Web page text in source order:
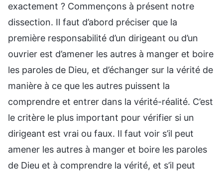
exactement ? Commençons à présent notre
dissection. Il faut d’abord préciser que la
première responsabilité d’un dirigeant ou d’un
ouvrier est d’amener les autres à manger et boire
les paroles de Dieu, et d’échanger sur la vérité de
manière à ce que les autres puissent la
comprendre et entrer dans la vérité-réalité. C’est
le critère le plus important pour vérifier si un
dirigeant est vrai ou faux. Il faut voir s’il peut
amener les autres à manger et boire les paroles
de Dieu et à comprendre la vérité, et s’il peut